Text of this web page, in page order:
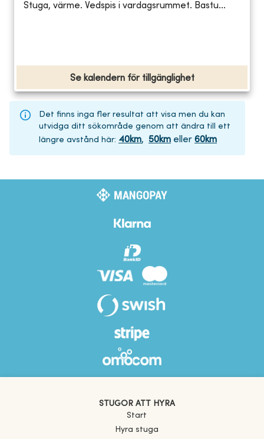
Stuga, värme. Vedspis i vardagsrummet. Bastu...
Se kalendern för tillgänglighet
Det finns inga fler resultat att visa men du kan
utvidga ditt sökområde genom att ändra till ett
längre avstånd här: 40km, 50km eller 60km
STUGOR ATT HYRA
Start
Hyra stuga